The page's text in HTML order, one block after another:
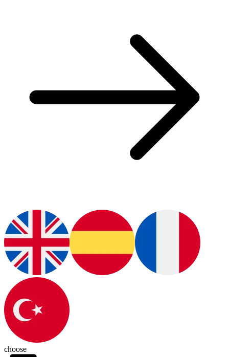
choose